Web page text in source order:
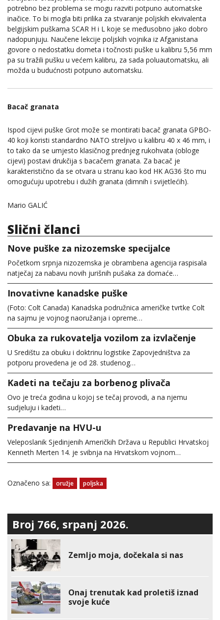
potrebno bez problema se mogu razviti potpuno automatske
inačice. To bi mogla biti prilika za stvaranje poljskih ekvivalenta
belgijskim puškama SCAR H i L koje se međusobno jako dobro
nadopunjuju. Naučene lekcije poljskih vojnika iz Afganistana
govore o nedostatku dometa i točnosti puške u kalibru 5,56 mm
pa su tražili pušku u većem kalibru, za sada poluautomatsku, ali
možda u budućnosti potpuno automatsku.
Bacač granata
Ispod cijevi puške Grot može se montirati bacač granata GPBO-
40 koji koristi standardno NATO streljivo u kalibru 40 x 46 mm, i
to tako da se umjesto klasičnog prednjeg rukohvata (obloge
cijevi) postavi drukčija s bacačem granata. Za bacač je
karakteristično da se otvara u stranu kao kod HK AG36 što mu
omogućuju upotrebu i dužih granata (dimnih i svijetlećih).
Mario GALIĆ
Slični članci
Nove puške za nizozemske specijalce
Početkom srpnja nizozemska je obrambena agencija raspisala
natječaj za nabavu novih jurišnih pušaka za domaće…
Inovativne kanadske puške
(Foto: Colt Canada) Kanadska podružnica američke tvrtke Colt
na sajmu je vojnog naoružanja i opreme…
Obuka za rukovatelja vozilom za izvlačenje
U Središtu za obuku i doktrinu logistike Zapovjedništva za
potporu provedena je od 28. studenog…
Kadeti na tečaju za borbenog plivača
Ovo je treća godina u kojoj se tečaj provodi, a na njemu
sudjeluju i kadeti…
Predavanje na HVU-u
Veleposlanik Sjedinjenih Američkih Država u Republici Hrvatskoj
Kenneth Merten 14. je svibnja na Hrvatskom vojnom…
Označeno sa: oružje poljska
Broj 766, srpanj 2026.
Zemljo moja, dočekala si nas
Onaj trenutak kad proletiš iznad
svoje kuće